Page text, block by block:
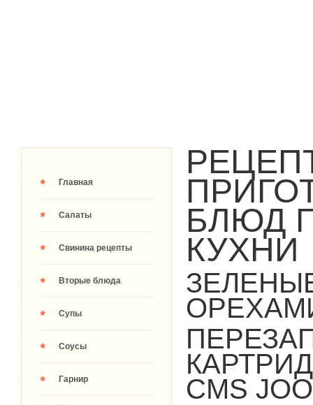
Главная
Салаты
Свинина рецепты
Вторые блюда
Супы
Соусы
Гарнир
БЛЮД
КУХНИ
CMS